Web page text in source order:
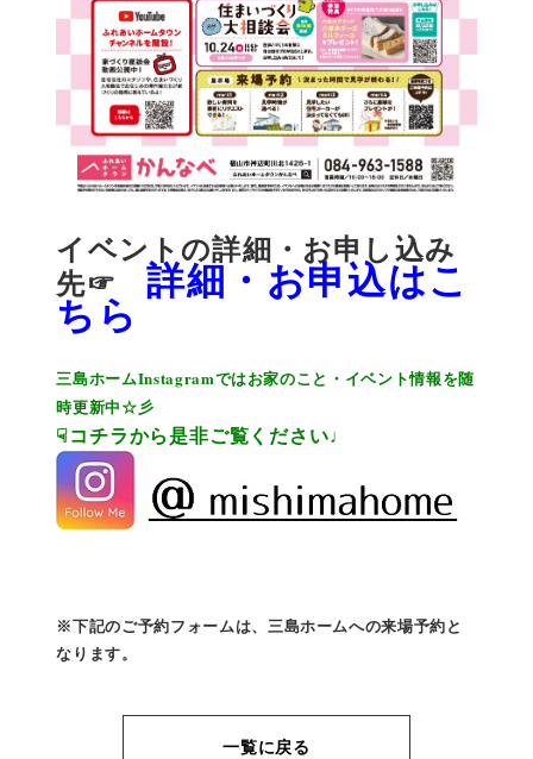
イベントの詳細・お申し込み
先☞詳細・お申込はこ
ちら
三島ホームInstagramではお家のこと・イベント情報を随
時更新中☆彡
☟コチラから是非ご覧ください♩
※下記のご予約フォームは、三島ホームへの来場予約と
なります。
一覧に戻る